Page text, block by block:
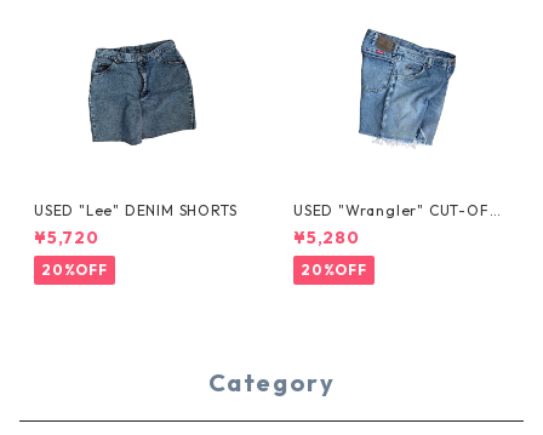
USED "Lee" DENIM SHORTS
¥5,720
20%OFF
USED "Wrangler" CUT-OFF
DENIM SHORTS
¥5,280
20%OFF
Category